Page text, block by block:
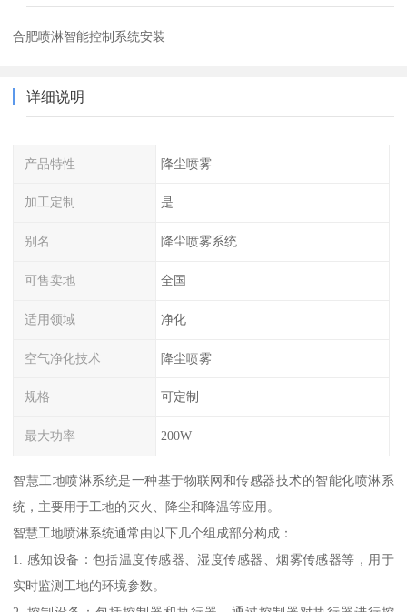
合肥喷淋智能控制系统安装
详细说明
产品特性 降尘喷雾
加工定制 是
别名 降尘喷雾系统
可售卖地 全国
适用领域 净化
空气净化技术 降尘喷雾
规格 可定制
最大功率 200W
智慧工地喷淋系统是一种基于物联网和传感器技术的智能化喷淋系
统，主要用于工地的灭火、降尘和降温等应用。
智慧工地喷淋系统通常由以下几个组成部分构成：
1. 感知设备：包括温度传感器、湿度传感器、烟雾传感器等，用于
实时监测工地的环境参数。